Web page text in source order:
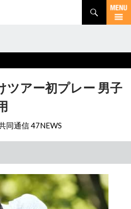
ツアー初プレー 男子
同通信 47NEWS